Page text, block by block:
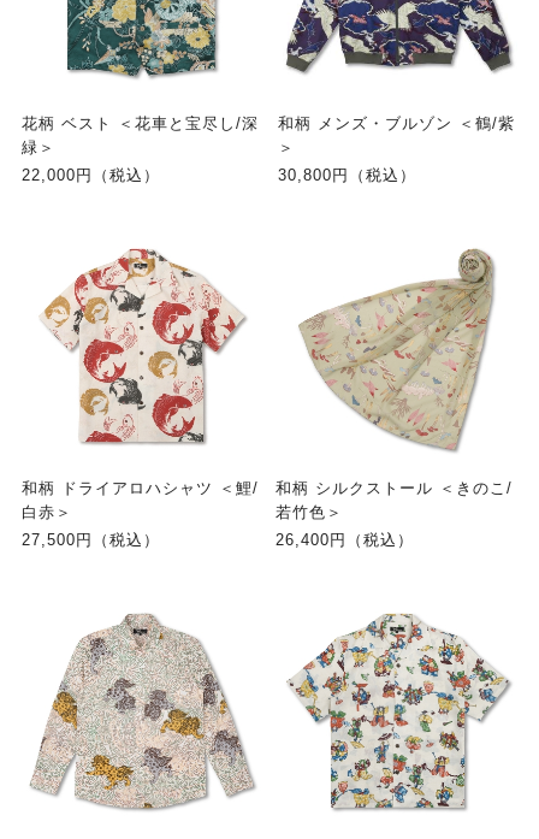
花柄 ベスト ＜花車と宝尽し/深
緑＞
22,000円（税込）
和柄 メンズ・ブルゾン ＜鶴/紫
＞
30,800円（税込）
和柄 ドライアロハシャツ ＜鯉/
白赤＞
27,500円（税込）
和柄 シルクストール ＜きのこ/
若竹色＞
26,400円（税込）